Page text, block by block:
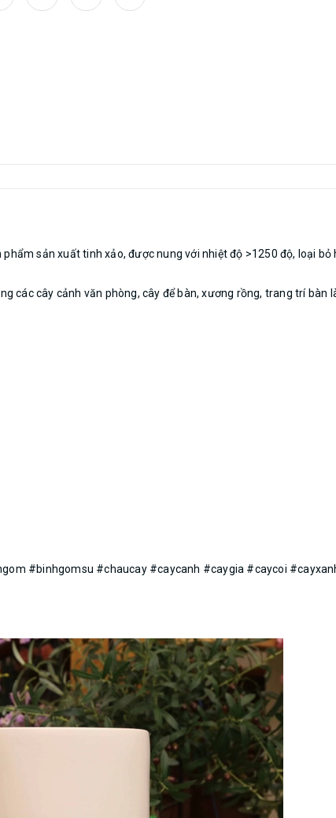
sản xuất tinh xảo, được nung với nhiệt độ >1250 độ, loại bỏ
các cây cảnh văn phòng, cây để bàn, xương rồng, trang trí bàn
#binhgomsu #chaucay #caycanh #caygia #caycoi